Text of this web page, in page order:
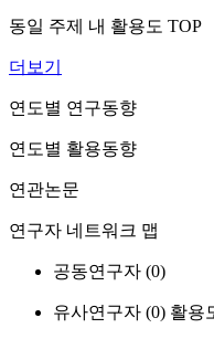
동일 주제 내 활용도 TOP
더보기
연도별 연구동향
연도별 활용동향
연관논문
연구자 네트워크 맵
공동연구자 (0)
유사연구자 (0) 활용